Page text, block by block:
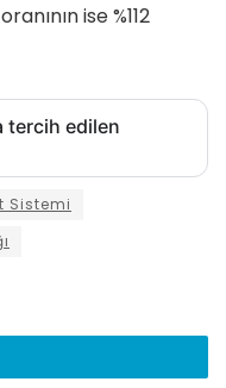
ise %112
tercih edilen
Sistemi